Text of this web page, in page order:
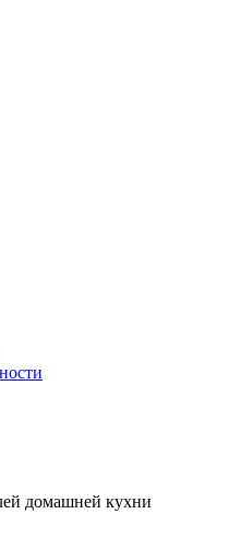
домашней кухни